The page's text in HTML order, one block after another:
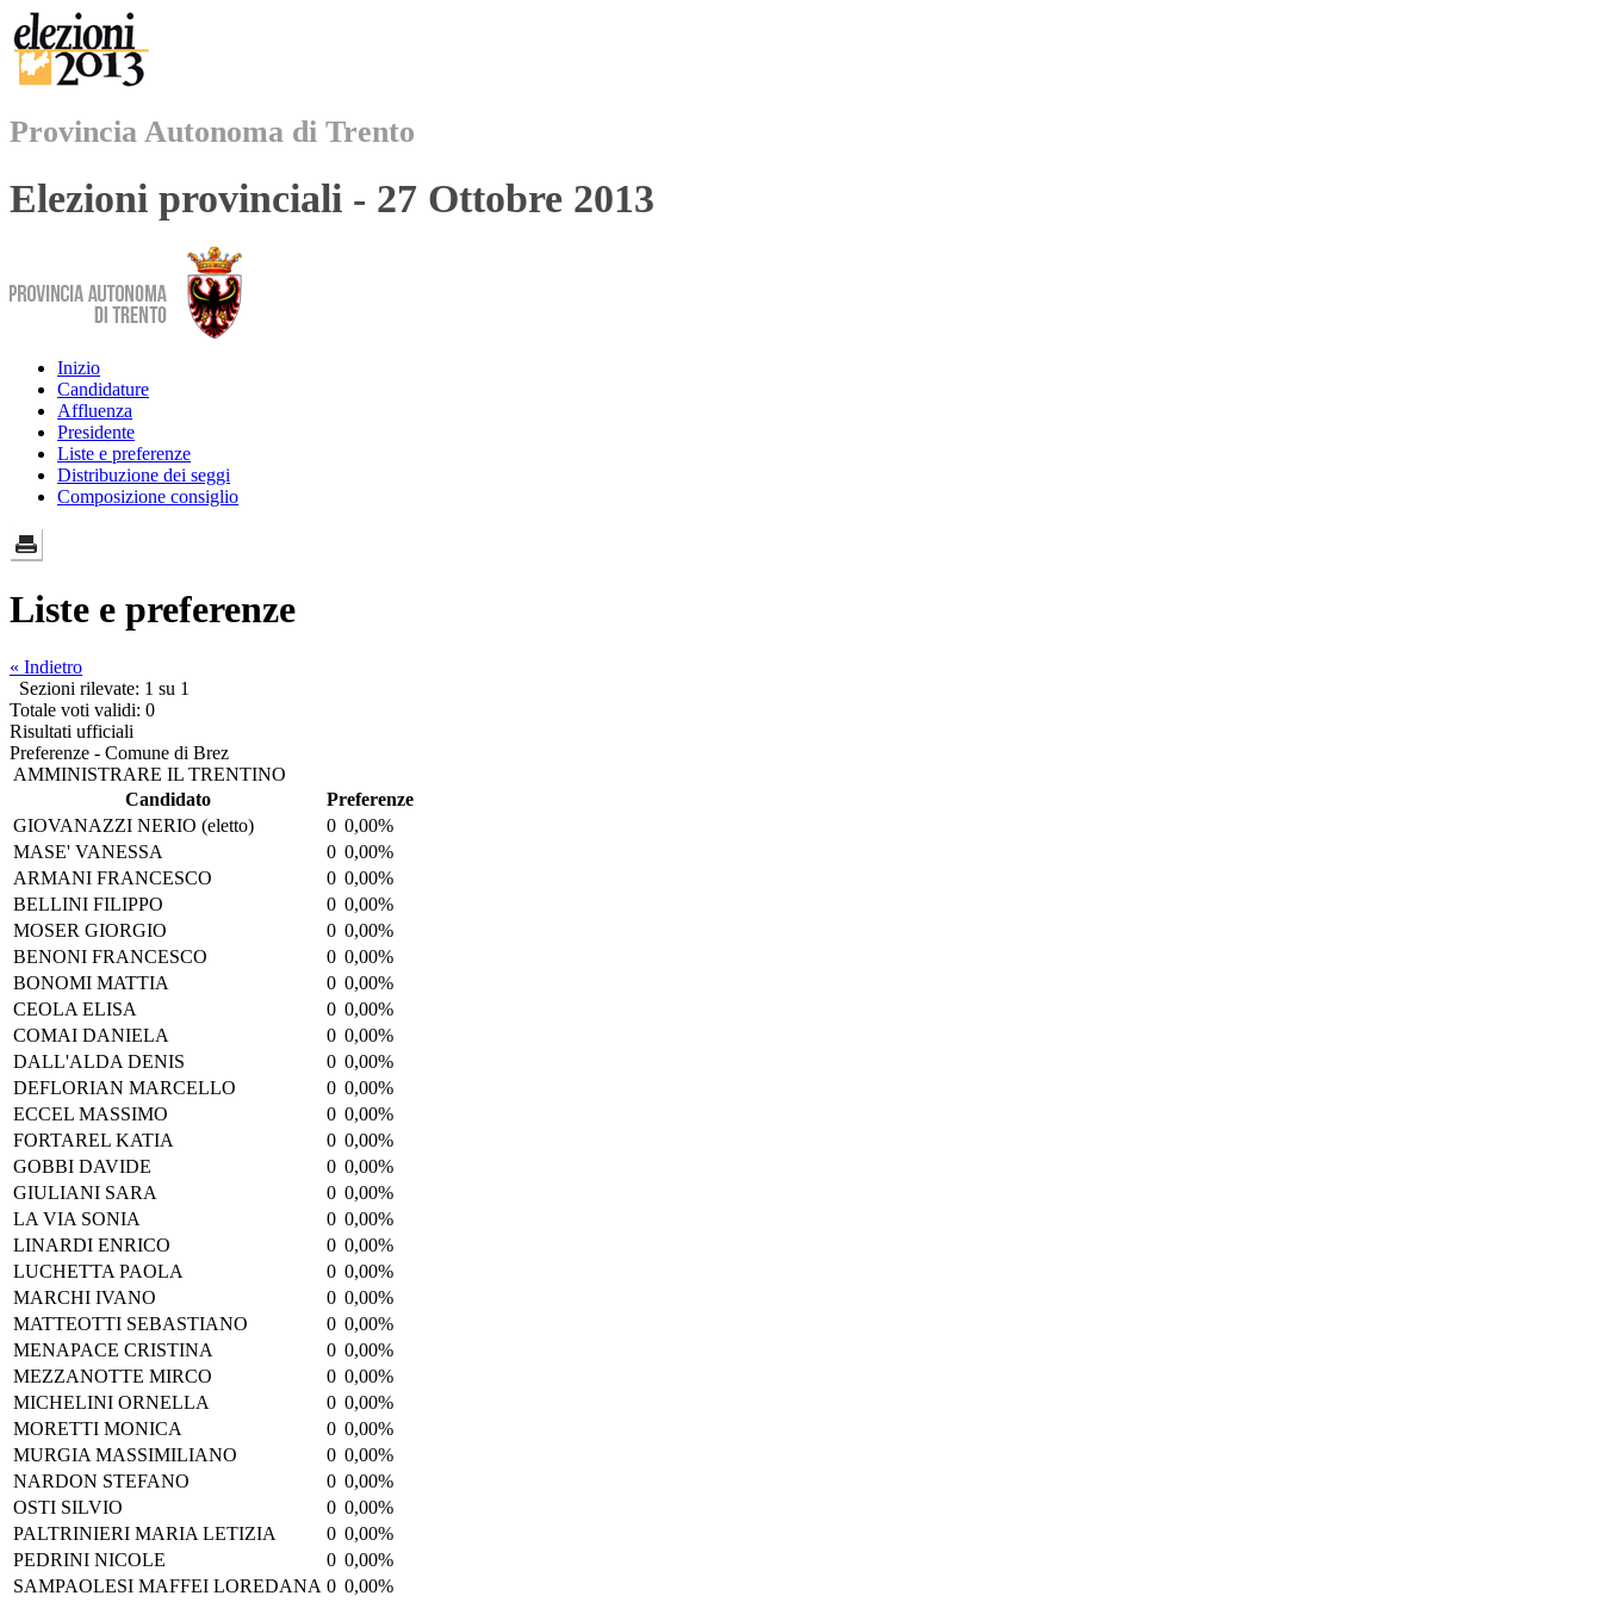
Provincia Autonoma di Trento
Elezioni provinciali - 27 Ottobre 2013
Inizio
Candidature
Affluenza
Presidente
Liste e preferenze
Distribuzione dei seggi
Composizione consiglio
Liste e preferenze
« Indietro
Sezioni rilevate: 1 su 1
Totale voti validi: 0
Risultati ufficiali
Preferenze - Comune di Brez
AMMINISTRARE IL TRENTINO
Candidato
Preferenze
GIOVANAZZI NERIO (eletto) 0 0,00%
MASE' VANESSA
0 0,00%
ARMANI FRANCESCO
0 0,00%
BELLINI FILIPPO
0 0,00%
MOSER GIORGIO
0 0,00%
BENONI FRANCESCO
0 0,00%
BONOMI MATTIA
0 0,00%
CEOLA ELISA
0 0,00%
COMAI DANIELA
0 0,00%
DALL'ALDA DENIS
0 0,00%
DEFLORIAN MARCELLO
0 0,00%
ECCEL MASSIMO
0 0,00%
FORTAREL KATIA
0 0,00%
GOBBI DAVIDE
0 0,00%
GIULIANI SARA
0 0,00%
LA VIA SONIA
0 0,00%
LINARDI ENRICO
0 0,00%
LUCHETTA PAOLA
0 0,00%
MARCHI IVANO
0 0,00%
MATTEOTTI SEBASTIANO
0 0,00%
MENAPACE CRISTINA
0 0,00%
MEZZANOTTE MIRCO
0 0,00%
MICHELINI ORNELLA
0 0,00%
MORETTI MONICA
0 0,00%
MURGIA MASSIMILIANO
0 0,00%
NARDON STEFANO
0 0,00%
OSTI SILVIO
0 0,00%
PALTRINIERI MARIA LETIZIA
0 0,00%
PEDRINI NICOLE
0 0,00%
SAMPAOLESI MAFFEI LOREDANA 0 0,00%